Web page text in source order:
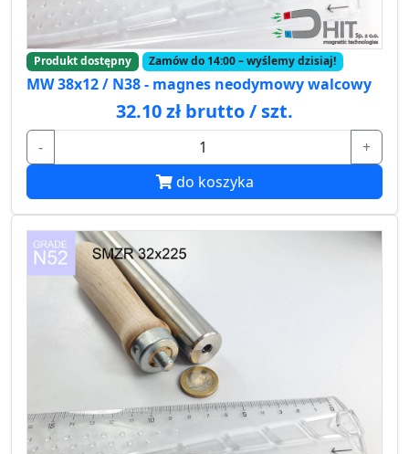
Produkt dostępny Zamów do 14:00 – wyślemy dzisiaj!
MW 38x12 / N38 - magnes neodymowy walcowy
32.10 zł brutto / szt.
-
+
do koszyka